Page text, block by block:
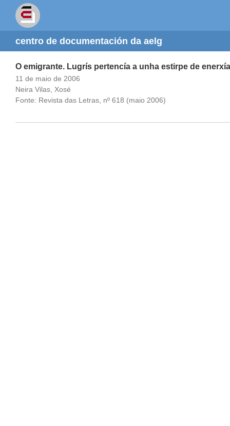
centro de documentación da aelg
O emigrante. Lugrís pertencía a unha estirpe de
11 de maio de 2006
Neira Vilas, Xosé
Fonte: Revista das Letras, nº 618 (maio 2006)